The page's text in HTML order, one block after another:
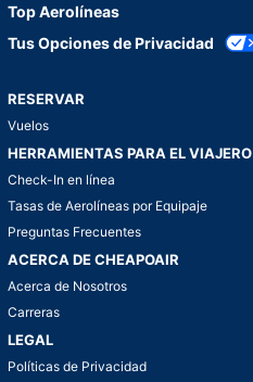
Top Aerolíneas
Tus Opciones de Privacidad
RESERVAR
Vuelos
HERRAMIENTAS PARA EL VIAJERO
Check-In en línea
Tasas de Aerolíneas por Equipaje
Preguntas Frecuentes
ACERCA DE CHEAPOAIR
Acerca de Nosotros
Carreras
LEGAL
Políticas de Privacidad